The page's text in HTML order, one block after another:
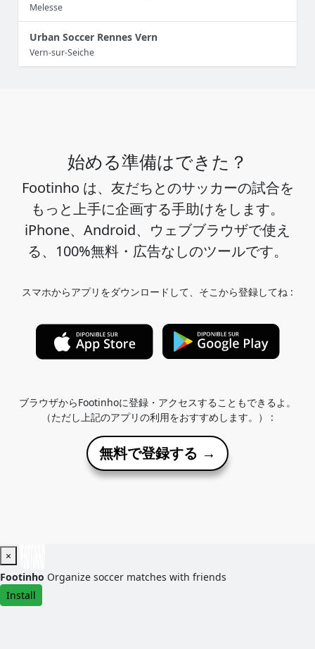
Melesse
Urban Soccer Rennes Vern
Vern-sur-Seiche
始める準備はできた？
Footinho は、友だちとのサッカーの試合を
もっと上手に企画する手助けをします。
iPhone、Android、ウェブブラウザで使え
る、100%無料・広告なしのツールです。
スマホからアプリをダウンロードして、そこから登録してね :
ブラウザからFootinhoに登録・アクセスすることもできるよ。
（ただし上記のアプリの利用をおすすめします。） :
無料で登録する →
×
Footinho Organize soccer matches with friends
Install